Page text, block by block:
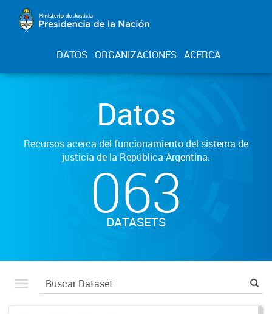
DATOS ORGANIZACIONES ACERCA
Datos
Recursos acerca del funcionamiento del sistema de
justicia de la República Argentina.
063
DATASETS